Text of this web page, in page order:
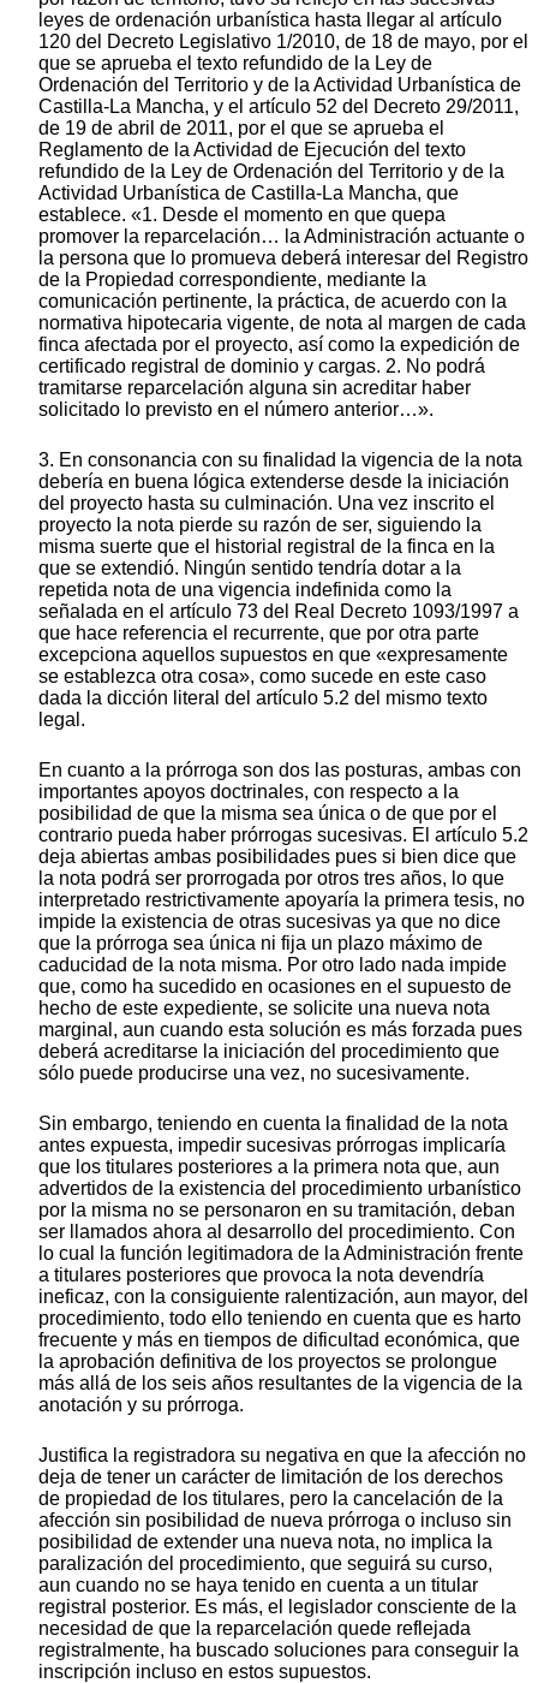
leyes de ordenación urbanística hasta llegar al artículo
120 del Decreto Legislativo 1/2010, de 18 de mayo, por el
que se aprueba el texto refundido de la Ley de
Ordenación del Territorio y de la Actividad Urbanística de
Castilla-La Mancha, y el artículo 52 del Decreto 29/2011,
de 19 de abril de 2011, por el que se aprueba el
Reglamento de la Actividad de Ejecución del texto
refundido de la Ley de Ordenación del Territorio y de la
Actividad Urbanística de Castilla-La Mancha, que
establece. «1. Desde el momento en que quepa
promover la reparcelación… la Administración actuante o
la persona que lo promueva deberá interesar del Registro
de la Propiedad correspondiente, mediante la
comunicación pertinente, la práctica, de acuerdo con la
normativa hipotecaria vigente, de nota al margen de cada
finca afectada por el proyecto, así como la expedición de
certificado registral de dominio y cargas. 2. No podrá
tramitarse reparcelación alguna sin acreditar haber
solicitado lo previsto en el número anterior…».
3. En consonancia con su finalidad la vigencia de la nota
debería en buena lógica extenderse desde la iniciación
del proyecto hasta su culminación. Una vez inscrito el
proyecto la nota pierde su razón de ser, siguiendo la
misma suerte que el historial registral de la finca en la
que se extendió. Ningún sentido tendría dotar a la
repetida nota de una vigencia indefinida como la
señalada en el artículo 73 del Real Decreto 1093/1997 a
que hace referencia el recurrente, que por otra parte
excepciona aquellos supuestos en que «expresamente
se establezca otra cosa», como sucede en este caso
dada la dicción literal del artículo 5.2 del mismo texto
legal.
En cuanto a la prórroga son dos las posturas, ambas con
importantes apoyos doctrinales, con respecto a la
posibilidad de que la misma sea única o de que por el
contrario pueda haber prórrogas sucesivas. El artículo 5.2
deja abiertas ambas posibilidades pues si bien dice que
la nota podrá ser prorrogada por otros tres años, lo que
interpretado restrictivamente apoyaría la primera tesis, no
impide la existencia de otras sucesivas ya que no dice
que la prórroga sea única ni fija un plazo máximo de
caducidad de la nota misma. Por otro lado nada impide
que, como ha sucedido en ocasiones en el supuesto de
hecho de este expediente, se solicite una nueva nota
marginal, aun cuando esta solución es más forzada pues
deberá acreditarse la iniciación del procedimiento que
sólo puede producirse una vez, no sucesivamente.
Sin embargo, teniendo en cuenta la finalidad de la nota
antes expuesta, impedir sucesivas prórrogas implicaría
que los titulares posteriores a la primera nota que, aun
advertidos de la existencia del procedimiento urbanístico
por la misma no se personaron en su tramitación, deban
ser llamados ahora al desarrollo del procedimiento. Con
lo cual la función legitimadora de la Administración frente
a titulares posteriores que provoca la nota devendría
ineficaz, con la consiguiente ralentización, aun mayor, del
procedimiento, todo ello teniendo en cuenta que es harto
frecuente y más en tiempos de dificultad económica, que
la aprobación definitiva de los proyectos se prolongue
más allá de los seis años resultantes de la vigencia de la
anotación y su prórroga.
Justifica la registradora su negativa en que la afección no
deja de tener un carácter de limitación de los derechos
de propiedad de los titulares, pero la cancelación de la
afección sin posibilidad de nueva prórroga o incluso sin
posibilidad de extender una nueva nota, no implica la
paralización del procedimiento, que seguirá su curso,
aun cuando no se haya tenido en cuenta a un titular
registral posterior. Es más, el legislador consciente de la
necesidad de que la reparcelación quede reflejada
registralmente, ha buscado soluciones para conseguir la
inscripción incluso en estos supuestos.